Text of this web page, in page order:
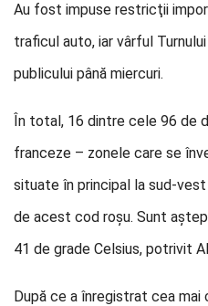
Au fost impuse restricţii
traficul auto, iar vârful
publicului până miercuri.
În total, 16 dintre cele 96 de
franceze – zonele care se
situate în principal la sud-
de acest cod roşu. Sunt
41 de grade Celsius, potrivit
După ce a înregistrat cea mai